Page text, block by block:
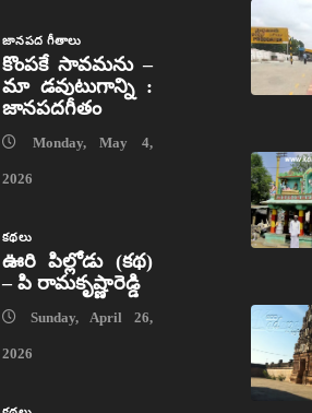
జానపద గీతాలు
కొంపకే సావమను –
మా డవుటుగాన్ని :
జానపదగీతం
Monday, May 4,
2026
కథలు
ఊరి పిల్లోడు (కథ)
– పి రామకృష్ణారెడ్డి
Sunday, April 26,
2026